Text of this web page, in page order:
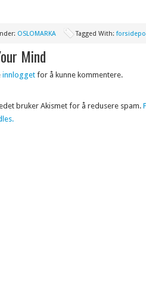
OSLOMARKA Tagged With:
Mind
innlogget for å kunne kommentere.
bruker Akismet for å redusere spam.